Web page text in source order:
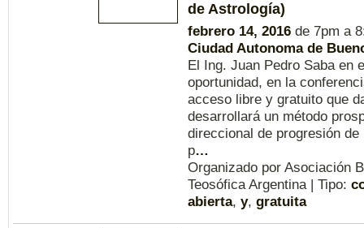
de Astrología)
febrero 14, 2016 de 7pm a
Ciudad Autonoma de
El Ing. Juan Pedro Saba en
oportunidad, en la
acceso libre y gratuito que
desarrollará un método
direccional de progresión de
p…
Organizado por Asociación
Teosófica Argentina | Tipo:
abierta, y, gratuita